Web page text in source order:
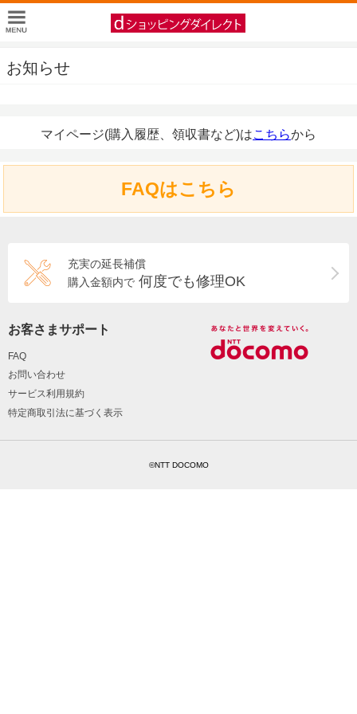
お知らせ
マイページ(購入履歴、領収書など)はこちらから
FAQはこちら
充実の延長補償
購入金額内で 何度でも修理OK
お客さまサポート
FAQ
お問い合わせ
サービス利用規約
特定商取引法に基づく表示
©NTT DOCOMO